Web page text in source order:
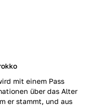
mit einem Pass
über das Alter
er stammt, und aus